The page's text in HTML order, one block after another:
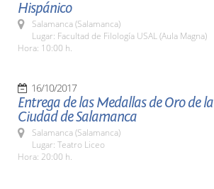
Hispánico
Salamanca (Salamanca)
Lugar: Facultad de Filología USAL (Aula Magna)
Hora: 10:00 h.
16/10/2017
Entrega de las Medallas de Oro de la
Ciudad de Salamanca
Salamanca (Salamanca)
Lugar: Teatro Liceo
Hora: 20:00 h.